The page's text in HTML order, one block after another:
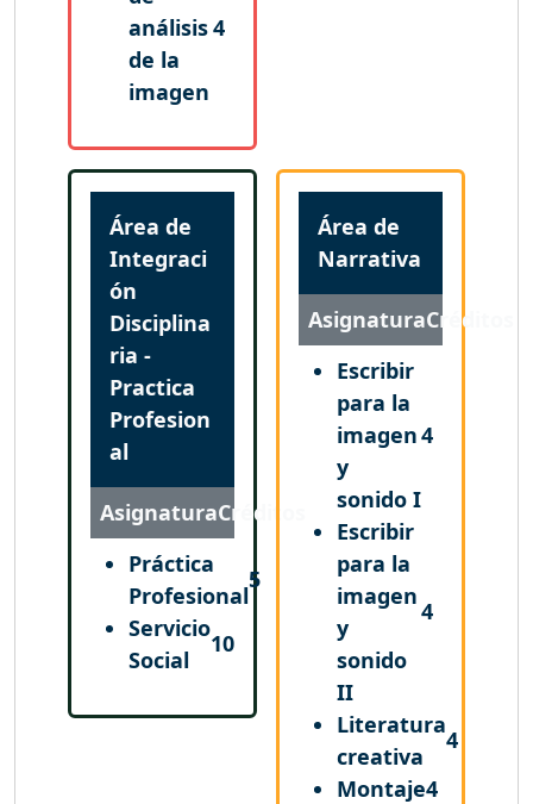
análisis
de la
imagen
4
Área de
Integraci
ón
Disciplina
ria -
Practica
Profesion
al
AsignaturaCréditos
Práctica
Profesional
5
Servicio
Social
10
Área de
Narrativa
AsignaturaCréditos
Escribir
para la
imagen
y
sonido I
4
Escribir
para la
imagen
y
sonido
II
4
Literatura
creativa
4
Montaje4